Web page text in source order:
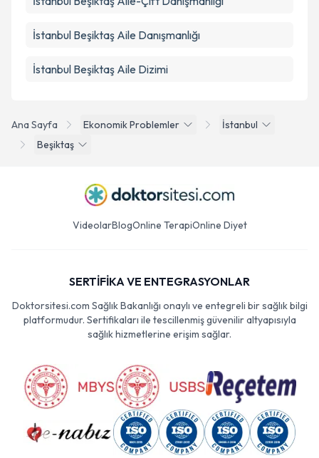
Ana Sayfa Ekonomik Problemler
İstanbul
Beşiktaş
İstanbul Beşiktaş Aile Danışmanlığı
İstanbul Beşiktaş Aile Dizimi
VideolarBlogOnline TerapiOnline Diyet
SERTİFİKA VE ENTEGRASYONLAR
Doktorsitesi.com Sağlık Bakanlığı onaylı ve entegreli bir sağlık bilgi
platformudur. Sertifikaları ile tescillenmiş güvenilir altyapısıyla
sağlık hizmetlerine erişim sağlar.